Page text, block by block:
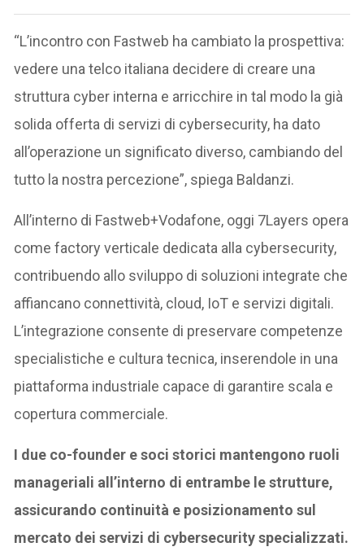
“L’incontro con Fastweb ha cambiato la prospettiva:
vedere una telco italiana decidere di creare una
struttura cyber interna e arricchire in tal modo la già
solida offerta di servizi di cybersecurity, ha dato
all’operazione un significato diverso, cambiando del
tutto la nostra percezione”, spiega Baldanzi.
All’interno di Fastweb+Vodafone, oggi 7Layers opera
come factory verticale dedicata alla cybersecurity,
contribuendo allo sviluppo di soluzioni integrate che
affiancano connettività, cloud, IoT e servizi digitali.
L’integrazione consente di preservare competenze
specialistiche e cultura tecnica, inserendole in una
piattaforma industriale capace di garantire scala e
copertura commerciale.
I due co-founder e soci storici mantengono ruoli
manageriali all’interno di entrambe le strutture,
assicurando continuità e posizionamento sul
mercato dei servizi di cybersecurity specializzati.